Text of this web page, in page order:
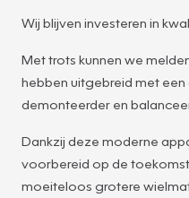
Wij blijven investeren in
Met trots kunnen we
hebben uitgebreid met
demonteerder en
Dankzij deze moderne
voorbereid op de
moeiteloos grotere